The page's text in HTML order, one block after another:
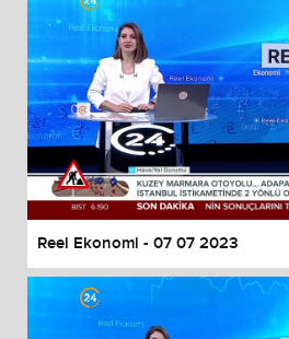
Reel Ekonomi - 07 07 2023